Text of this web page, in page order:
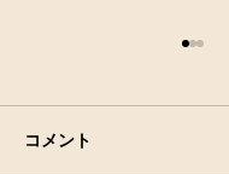
もうちょっとです。
コメント